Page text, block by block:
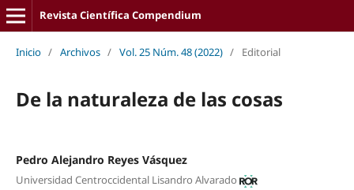
Revista Científica Compendium
Inicio / Archivos / Vol. 25 Núm. 48 (2022) / Editorial
De la naturaleza de las cosas
Pedro Alejandro Reyes Vásquez
Universidad Centroccidental Lisandro Alvarado